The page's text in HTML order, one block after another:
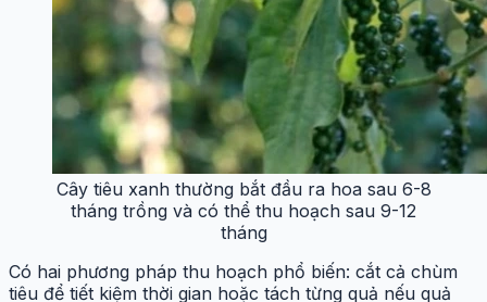
Cây tiêu xanh thường bắt đầu ra hoa sau 6-8
tháng trồng và có thể thu hoạch sau 9-12
tháng
Có hai phương pháp thu hoạch phổ biến: cắt cả chùm
tiêu để tiết kiệm thời gian hoặc tách từng quả nếu quả